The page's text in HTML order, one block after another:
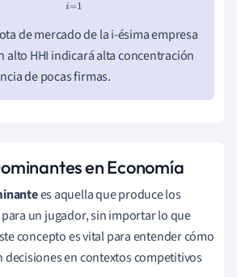
de mercado de la i-ésima empresa
alto HHI indicará alta concentración
de pocas firmas.
en Economía
es aquella que produce los
un jugador, sin importar lo que
concepto es vital para entender cómo
decisiones en contextos competitivos